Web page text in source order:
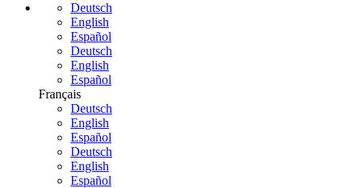
Deutsch
English
Español
Deutsch
English
Español
Français
Deutsch
English
Español
Deutsch
English
Español